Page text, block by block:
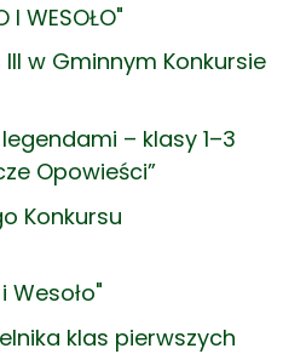
I WESOŁO"
w Gminnym Konkursie
– klasy 1–3
Opowieści”
Konkursu
Wesoło"
klas pierwszych